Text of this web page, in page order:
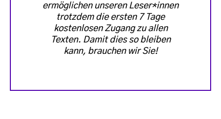
ermöglichen unseren Leser*innen
trotzdem die ersten 7 Tage
kostenlosen Zugang zu allen
Texten. Damit dies so bleiben
kann, brauchen wir Sie!